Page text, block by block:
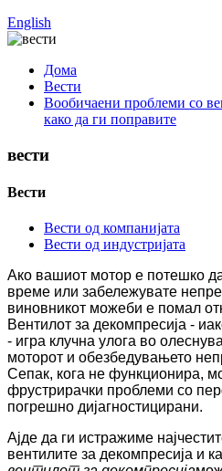
English
Дома
Вести
Вообичаени проблеми со
како да ги поправите
вести
Вести
Вести од компанијата
Вести од индустријата
Ако вашиот мотор е потешко
време или забележувате
виновникот можеби е помал
Вентилот за декомпресија -
- игра клучна улога во
моторот и обезбедувањето
Сепак, кога не функционира,
фрустрирачки проблеми со
погрешно дијагностицирани.
Ајде да ги истражиме
вентилите за декомпресија и